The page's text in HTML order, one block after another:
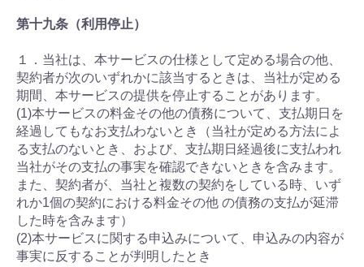
第十九条（利用停止）
１．当社は、本サービスの仕様として定める場合の他、
契約者が次のいずれかに該当するときは、当社が定める
期間、本サービスの提供を停止することがあります。
(1)本サービスの料金その他の債務について、支払期日を
経過してもなお支払わないとき（当社が定める方法によ
る支払のないとき、および、支払期日経過後に支払われ
当社がその支払の事実を確認できないときを含みます。
また、契約者が、当社と複数の契約をしている時、いず
れか1個の契約における料金その他 の債務の支払が延滞
した時を含みます）
(2)本サービスに関する申込みについて、申込みの内容が
事実に反することが判明したとき